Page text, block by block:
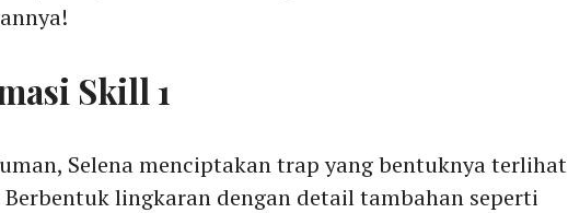
Skill 1
Selena menciptakan trap yang bentuknya terlihat
Berbentuk lingkaran dengan detail tambahan seperti